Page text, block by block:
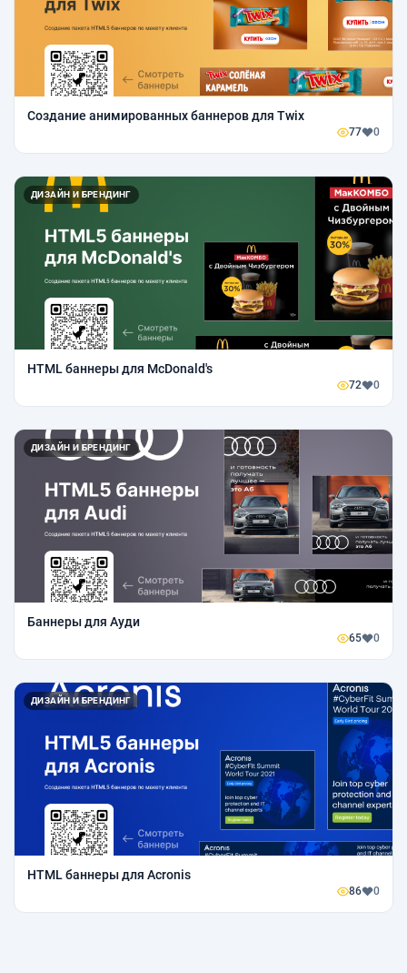
Создание анимированных баннеров для Twix
77 0
ДИЗАЙН И БРЕНДИНГ
HTML баннеры для McDonald's
72 0
ДИЗАЙН И БРЕНДИНГ
Баннеры для Ауди
65 0
ДИЗАЙН И БРЕНДИНГ
HTML баннеры для Acronis
86 0